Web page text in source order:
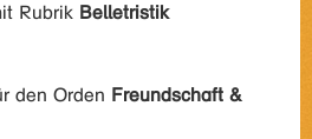
Rubrik Belletristik
den Orden Freundschaft &